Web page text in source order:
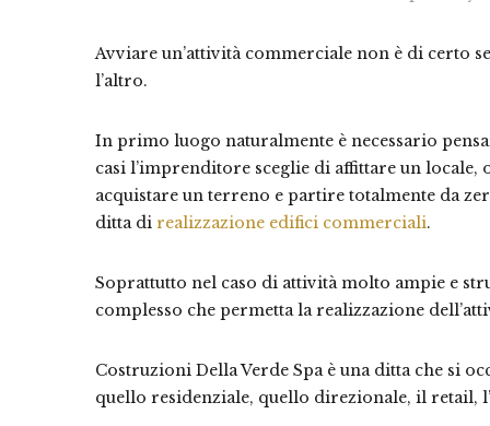
Avviare un’attività commerciale non è di certo
l’altro.
In primo luogo naturalmente è necessario
casi l’imprenditore sceglie di affittare un
acquistare un terreno e partire totalmente da
ditta di realizzazione edifici commerciali.
Soprattutto nel caso di attività molto ampie e
complesso che permetta la realizzazione
Costruzioni Della Verde Spa è una ditta che si
quello residenziale, quello direzionale, il retail,